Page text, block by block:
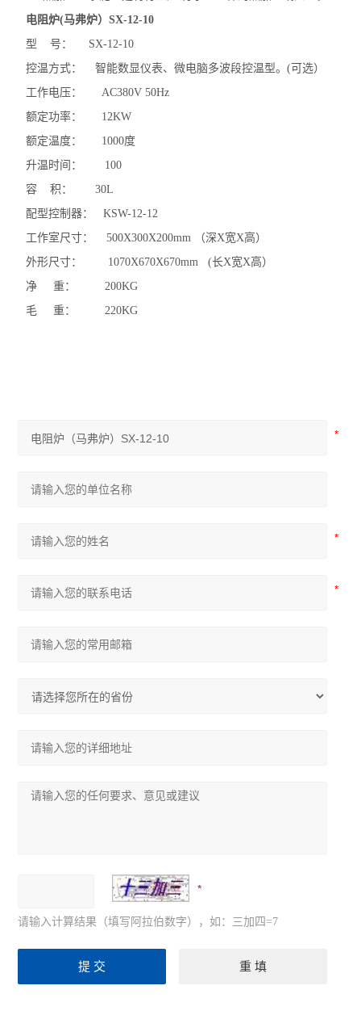
电阻炉(马弗炉）SX-12-10
型 号： SX-12-10
控温方式： 智能数显仪表、微电脑多波段控温型。(可选）
工作电压： AC380V 50Hz
额定功率： 12KW
额定温度： 1000度
升温时间： 100
容 积： 30L
配型控制器： KSW-12-12
工作室尺寸： 500X300X200mm （深X宽X高）
外形尺寸： 1070X670X670mm (长X宽X高）
净 重： 200KG
毛 重： 220KG
请输入计算结果（填写阿拉伯数字），如：三加四=7